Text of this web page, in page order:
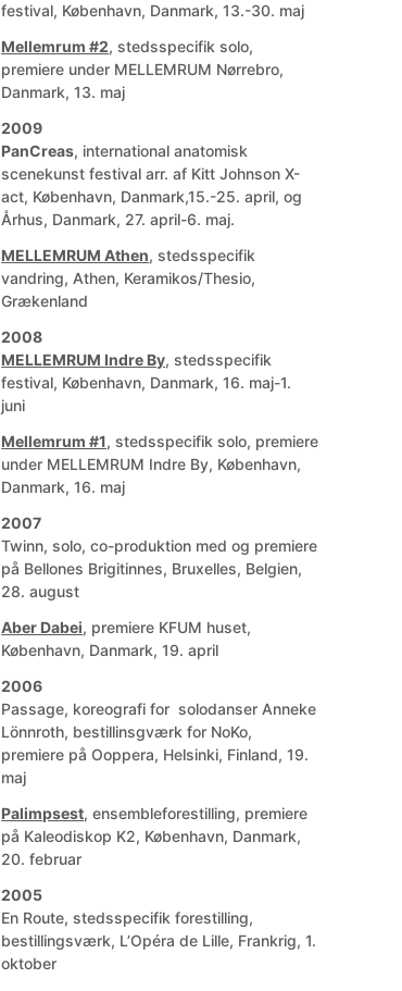
festival, København, Danmark, 13.-30. maj
Mellemrum #2, stedsspecifik solo,
premiere under MELLEMRUM Nørrebro,
Danmark, 13. maj
2009
PanCreas, international anatomisk
scenekunst festival arr. af Kitt Johnson X-
act, København, Danmark,15.-25. april, og
Århus, Danmark, 27. april-6. maj.
MELLEMRUM Athen, stedsspecifik
vandring, Athen, Keramikos/Thesio,
Grækenland
2008
MELLEMRUM Indre By, stedsspecifik
festival, København, Danmark, 16. maj-1.
juni
Mellemrum #1, stedsspecifik solo, premiere
under MELLEMRUM Indre By, København,
Danmark, 16. maj
2007
Twinn, solo, co-produktion med og premiere
på Bellones Brigitinnes, Bruxelles, Belgien,
28. august
Aber Dabei, premiere KFUM huset,
København, Danmark, 19. april
2006
Passage, koreografi for solodanser Anneke
Lönnroth, bestillinsgværk for NoKo,
premiere på Ooppera, Helsinki, Finland, 19.
maj
Palimpsest, ensembleforestilling, premiere
på Kaleodiskop K2, København, Danmark,
20. februar
2005
En Route, stedsspecifik forestilling,
bestillingsværk, L’Opéra de Lille, Frankrig, 1.
oktober